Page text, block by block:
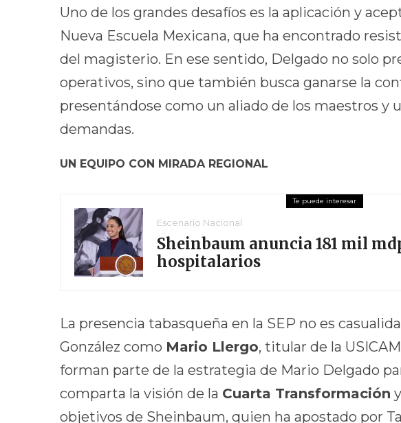
Uno de los grandes desafíos es la aplicación y
Nueva Escuela Mexicana, que ha encontrado
del magisterio. En ese sentido, Delgado no solo
operativos, sino que también busca ganarse la
presentándose como un aliado de los maestros y
demandas.
UN EQUIPO CON MIRADA REGIONAL
Escenario Nacional
Sheinbaum anuncia 181 mil
hospitalarios
La presencia tabasqueña en la SEP no es
González como Mario Llergo, titular de la
forman parte de la estrategia de Mario Delgado
comparta la visión de la Cuarta Transformación
objetivos de Sheinbaum, quien ha apostado por